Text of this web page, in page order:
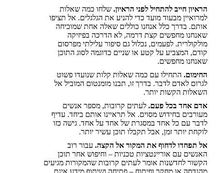
הראיון חייב להתחיל לפני הראיון. שלחו כמה שאלות
למרואיין מבעוד מועד כדי להניע את הגלגלים. אל תציפו
אותם. בדרך כלל אנחנו כוללים שאלה אחת שמוכיחה
שאנחנו מחפשים קצת דרמה, לא הדרכה בפיזיקה
מולקולרית. לפעמים, נכלול גם סיפור עלילתי מפרסום
קודם, המצביע על קטע או שניים כדוגמה לסוג התוכן
שאנחנו מחפשים.
החימום. התחילו עם כמה שאלות קלות שנועדו פשוט
לגרום לאדם לדבר. בדרך זו, תבנו מומנטום המוביל אל
השאלות הקשות יותר.
אדם אחד בכל פעם. לעתים קרובות, מספר אנשים
מעורבים בחידוש מסוים. אל תראיינו אותם ביחד. עדיף
לדבר עם כל אחד במסגרת של אחד על אחד. גישה כזו
לוקחת יותר זמן, אבל תקבלו תוכן עשיר יותר.
אל תפחדו לדחוף את המקור אל הקצה. עבור רוב
האנשים עם אוריינטציות טכניות – וחיפוש אחר תוכן
הקשור לחדשנות אומר לעתים קרובות שהמקורות מגיעים
מהנדסה או מחקר ופיתוח – פתיחה ושיתוף מידע אינם